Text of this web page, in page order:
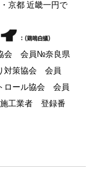
京都 近畿一円で
会 会員№奈良県
対策協会 会員
ロール協会 会員
工業者 登録番